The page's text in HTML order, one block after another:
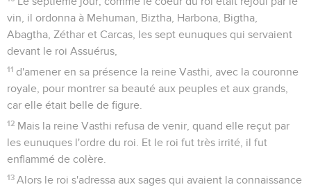
Mardochée découvre un complot
21 Dans ce même temps, comme Mardochée était assis à la
porte du roi, Bigthan et Théresch, deux eunuques du roi,
gardes du seuil, cédèrent à un mouvement d'irritation et
voulurent porter la main sur le roi Assuérus.
22 Mardochée eut connaissance de la chose et en informa la
reine Esther, qui la redit au roi de la part de Mardochée.
23 Le fait ayant été vérifié et trouvé exact, les deux eunuques
furent pendus à un bois. Et cela fut écrit dans le livre des